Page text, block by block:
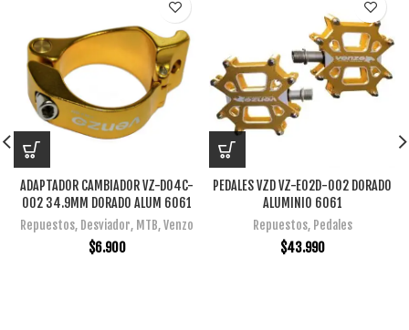
ADAPTADOR CAMBIADOR VZ-D04C-
002 34.9MM DORADO ALUM 6061
Repuestos, Desviador, MTB,Venzo
$6.900
PEDALES VZD VZ-E02D-002 DORADO
ALUMINIO 6061
Repuestos, Pedales
$43.990